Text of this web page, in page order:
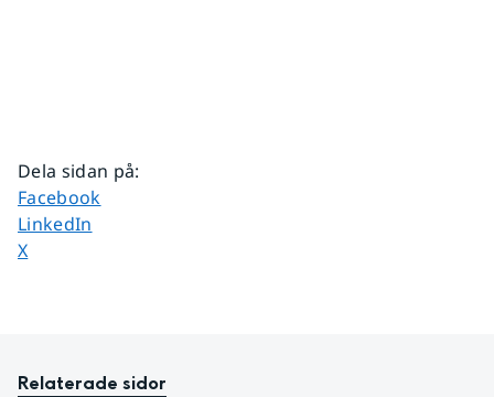
Dela sidan på:
Dela sidan på
Facebook
Dela sidan på
LinkedIn
Dela sidan på
X
Relaterade sidor